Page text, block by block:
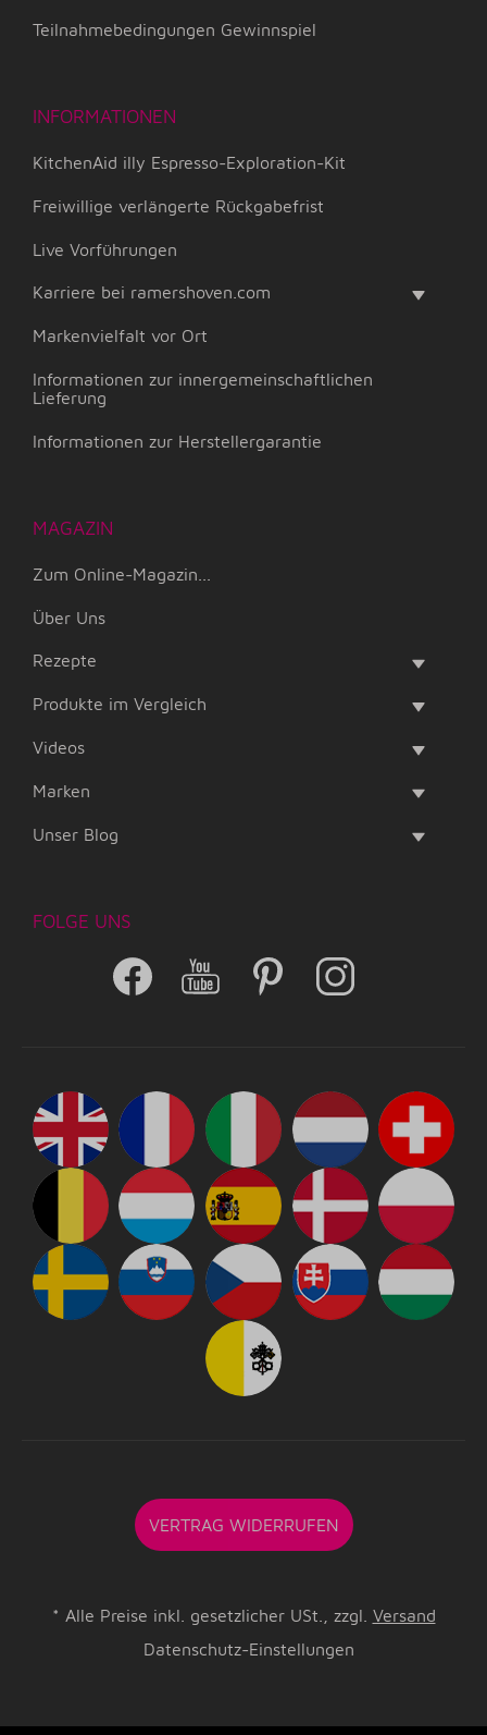
Teilnahmebedingungen Gewinnspiel
INFORMATIONEN
KitchenAid illy Espresso-Exploration-Kit
Freiwillige verlängerte Rückgabefrist
Live Vorführungen
Karriere bei ramershoven.com
Markenvielfalt vor Ort
Informationen zur innergemeinschaftlichen
Lieferung
Informationen zur Herstellergarantie
MAGAZIN
Zum Online-Magazin...
Über Uns
Rezepte
Produkte im Vergleich
Videos
Marken
Unser Blog
FOLGE UNS
VERTRAG WIDERRUFEN
* Alle Preise inkl. gesetzlicher USt., zzgl. Versand
Datenschutz-Einstellungen